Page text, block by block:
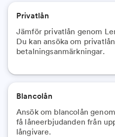
Privatlån
Jämför privatlån genom
Du kan ansöka om
betalningsanmärkningar.
Blancolån
Ansök om blancolån
få låneerbjudanden från
långivare.